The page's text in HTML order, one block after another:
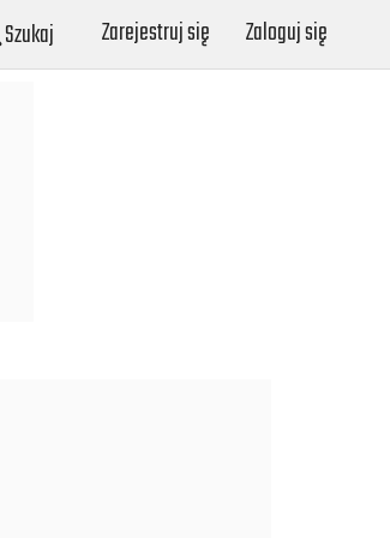
Szukaj Zarejestruj się Zaloguj się